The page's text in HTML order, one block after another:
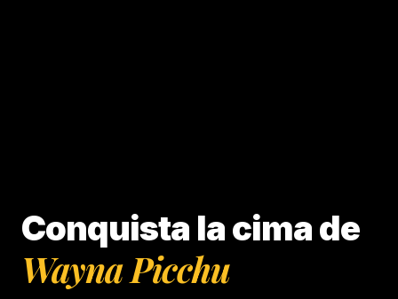
Conquista la cima de
Wayna Picchu